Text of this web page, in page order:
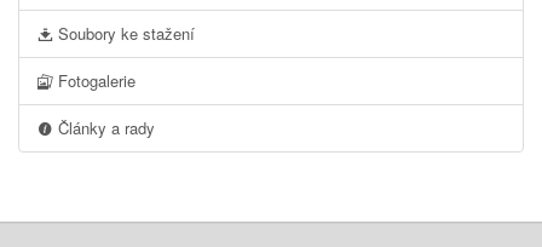
Soubory ke stažení
Fotogalerie
Články a rady